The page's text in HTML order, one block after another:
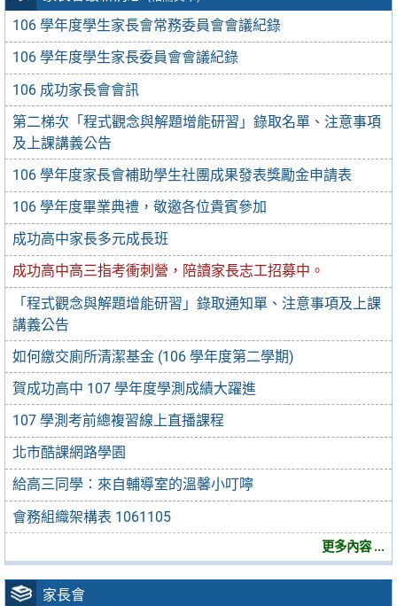
106 學年度學生家長會常務委員會會議紀錄
106 學年度學生家長委員會會議紀錄
106 成功家長會會訊
第二梯次「程式觀念與解題增能研習」錄取名單、注意事項
及上課講義公告
106 學年度家長會補助學生社團成果發表獎勵金申請表
106 學年度畢業典禮，敬邀各位貴賓參加
成功高中家長多元成長班
成功高中高三指考衝刺營，陪讀家長志工招募中。
「程式觀念與解題增能研習」錄取通知單、注意事項及上課
講義公告
如何繳交廁所清潔基金 (106 學年度第二學期)
賀成功高中 107 學年度學測成績大躍進
107 學測考前總複習線上直播課程
北市酷課網路學園
給高三同學：來自輔導室的溫馨小叮嚀
會務組織架構表 1061105
更多內容 ...
家長會